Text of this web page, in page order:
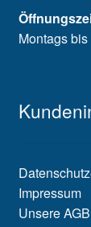
Montags
Impressum
Unsere AGB